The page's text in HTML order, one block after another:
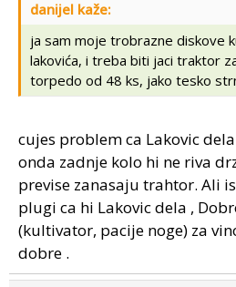
danijel kaže:
ja sam moje trobrazne diskove
lakovića, i treba biti jaci traktor
torpedo od 48 ks, jako tesko
cujes problem ca Lakovic
onda zadnje kolo hi ne riva
previse zanasaju trahtor. Ali
plugi ca hi Lakovic dela ,
(kultivator, pacije noge) za
dobre .